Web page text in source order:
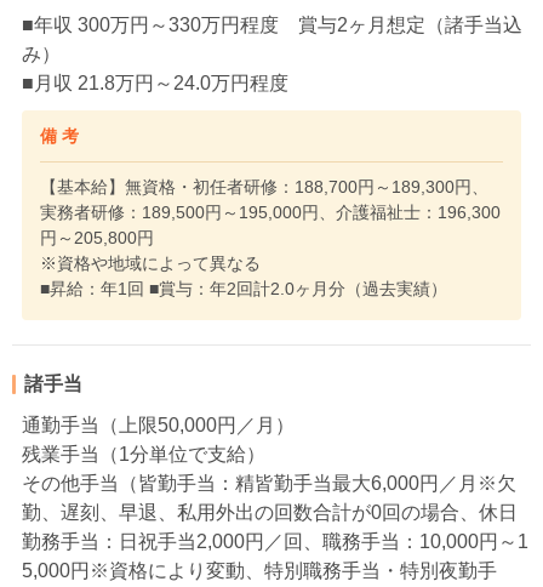
■年収 300万円～330万円程度 賞与2ヶ月想定（諸手当込
み）
■月収 21.8万円～24.0万円程度
備 考
【基本給】無資格・初任者研修：188,700円～189,300円、
実務者研修：189,500円～195,000円、介護福祉士：196,300
円～205,800円
※資格や地域によって異なる
■昇給：年1回 ■賞与：年2回計2.0ヶ月分（過去実績）
諸手当
通勤手当（上限50,000円／月）
残業手当（1分単位で支給）
その他手当（皆勤手当：精皆勤手当最大6,000円／月※欠
勤、遅刻、早退、私用外出の回数合計が0回の場合、休日
勤務手当：日祝手当2,000円／回、職務手当：10,000円～1
5,000円※資格により変動、特別職務手当・特別夜勤手